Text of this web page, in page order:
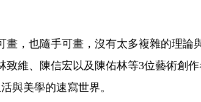
，也隨手可畫，沒有太多複雜的理
維、陳信宏以及陳佑林等3位藝術創
與美學的速寫世界。